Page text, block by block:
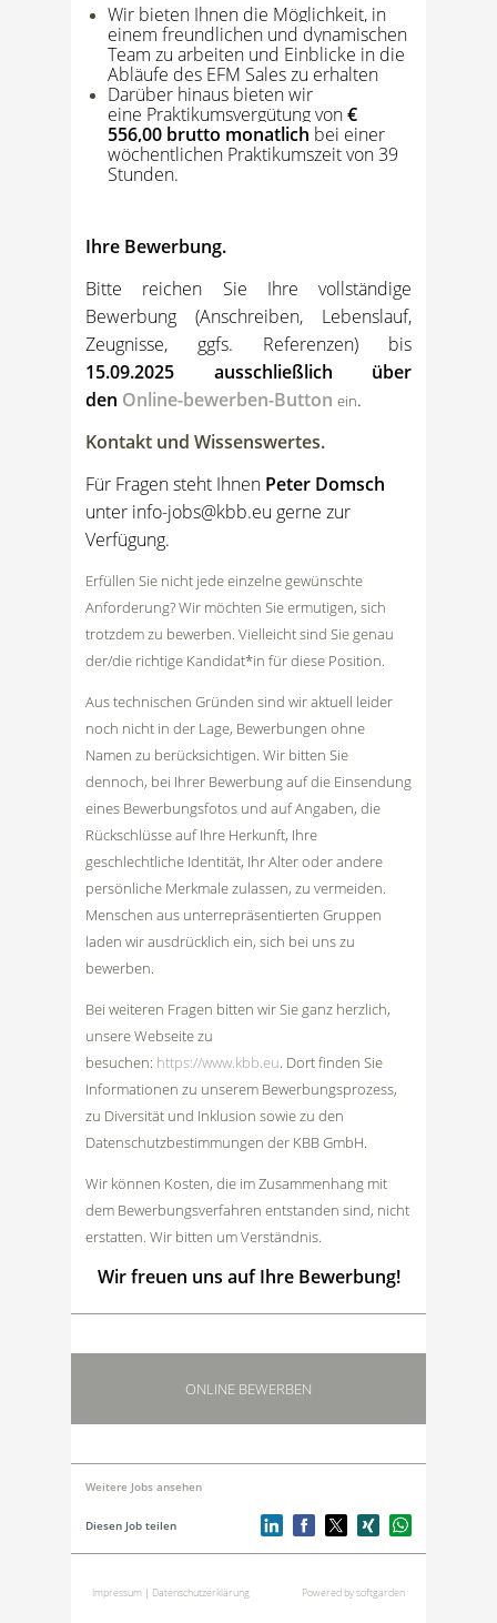
Wir bieten Ihnen die Möglichkeit, in
einem freundlichen und dynamischen
Team zu arbeiten und Einblicke in die
Abläufe des EFM Sales zu erhalten
Darüber hinaus bieten wir
eine Praktikumsvergütung von€
556,00 brutto monatlich bei einer
wöchentlichen Praktikumszeit von 39
Stunden.
Ihre Bewerbung.
Bitte reichen Sie Ihre vollständige
Bewerbung (Anschreiben, Lebenslauf,
Zeugnisse, ggfs. Referenzen) bis
15.09.2025
ausschließlich über
den Online-bewerben-Button ein.
Kontakt und Wissenswertes.
Für Fragen steht Ihnen Peter Domsch
unter info-jobs@kbb.eu gerne zur
Verfügung.
Erfüllen Sie nicht jede einzelne gewünschte
Anforderung? Wir möchten Sie ermutigen, sich
trotzdem zu bewerben. Vielleicht sind Sie genau
der/die richtige Kandidat*in für diese Position.
Aus technischen Gründen sind wir aktuell leider
noch nicht in der Lage, Bewerbungen ohne
Namen zu berücksichtigen. Wir bitten Sie
dennoch, bei Ihrer Bewerbung auf die Einsendung
eines Bewerbungsfotos und auf Angaben, die
Rückschlüsse auf Ihre Herkunft, Ihre
geschlechtliche Identität, Ihr Alter oder andere
persönliche Merkmale zulassen, zu vermeiden.
Menschen aus unterrepräsentierten Gruppen
laden wir ausdrücklich ein, sich bei uns zu
bewerben.
Bei weiteren Fragen bitten wir Sie ganz herzlich,
unsere Webseite zu
besuchen: https://www.kbb.eu. Dort finden Sie
Informationen zu unserem Bewerbungsprozess,
zu Diversität und Inklusion sowie zu den
Datenschutzbestimmungen der KBB GmbH.
Wir können Kosten, die im Zusammenhang mit
dem Bewerbungsverfahren entstanden sind, nicht
erstatten. Wir bitten um Verständnis.
Wir freuen uns auf Ihre Bewerbung!
ONLINE BEWERBEN
Weitere Jobs ansehen
Diesen Job teilen
Impressum | Datenschutzerklärung Powered by softgarden